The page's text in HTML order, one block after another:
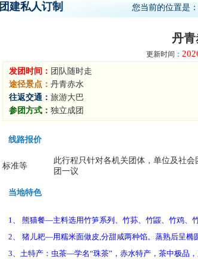
您当前的位置是：
团建私人订制
丹
更新时间：
发团时间： 团队随时走
途径景点： 丹青赤水
往返交通： 旅游大巴
参团方式： 独立成团
线路报价
标准等
此行程只针对各机关团体，单位及社
团一议
当地特色
1、 熊猫餐—主料选用竹笋系列、竹荪、竹鼹、竹鸡、
2、 猪儿耙—用糯米面做皮,分甜咸两种馅。蒸熟后呈椭
3、土特产：虫茶—学名“珠茶”，赤水特产，茶中极品